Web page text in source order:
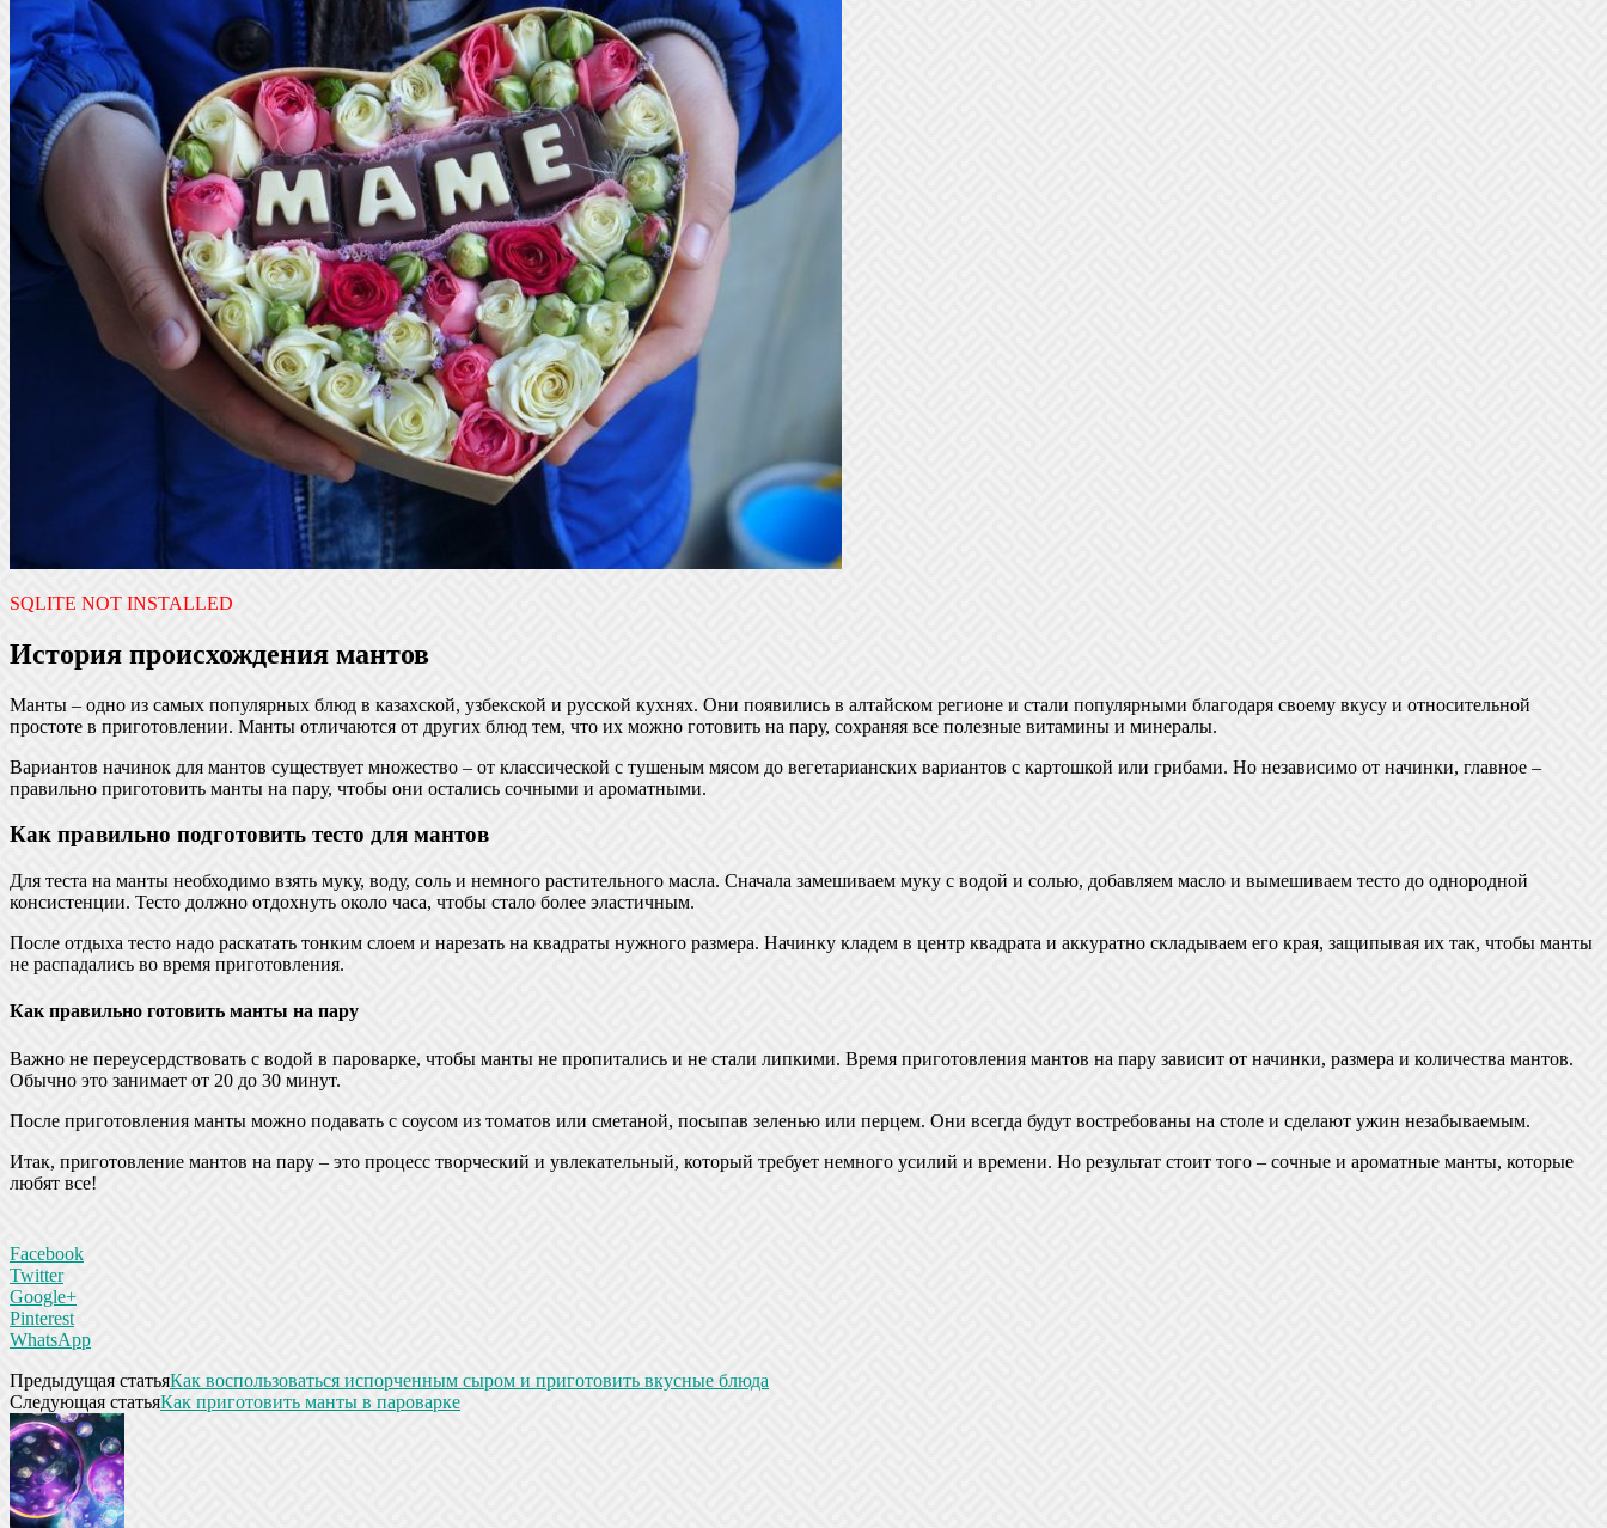
SQLITE NOT INSTALLED
История происхождения мантов
Манты – одно из самых популярных блюд в казахской, узбекской и русской кухнях. Они появились в алтайском регионе и стали популярными благодаря своему вкусу и относительной
простоте в приготовлении. Манты отличаются от других блюд тем, что их можно готовить на пару, сохраняя все полезные витамины и минералы.
Вариантов начинок для мантов существует множество – от классической с тушеным мясом до вегетарианских вариантов с картошкой или грибами. Но независимо от начинки, главное –
правильно приготовить манты на пару, чтобы они остались сочными и ароматными.
Как правильно подготовить тесто для мантов
Для теста на манты необходимо взять муку, воду, соль и немного растительного масла. Сначала замешиваем муку с водой и солью, добавляем масло и вымешиваем тесто до однородной
консистенции. Тесто должно отдохнуть около часа, чтобы стало более эластичным.
После отдыха тесто надо раскатать тонким слоем и нарезать на квадраты нужного размера. Начинку кладем в центр квадрата и аккуратно складываем его края, защипывая их так, чтобы манты
не распадались во время приготовления.
Как правильно готовить манты на пару
Важно не переусердствовать с водой в пароварке, чтобы манты не пропитались и не стали липкими. Время приготовления мантов на пару зависит от начинки, размера и количества мантов.
Обычно это занимает от 20 до 30 минут.
После приготовления манты можно подавать с соусом из томатов или сметаной, посыпав зеленью или перцем. Они всегда будут востребованы на столе и сделают ужин незабываемым.
Итак, приготовление мантов на пару – это процесс творческий и увлекательный, который требует немного усилий и времени. Но результат стоит того – сочные и ароматные манты, которые
любят все!
Facebook
Twitter
Google+
Pinterest
WhatsApp
Предыдущая статьяКак воспользоваться испорченным сыром и приготовить вкусные блюда
Следующая статьяКак приготовить манты в пароварке